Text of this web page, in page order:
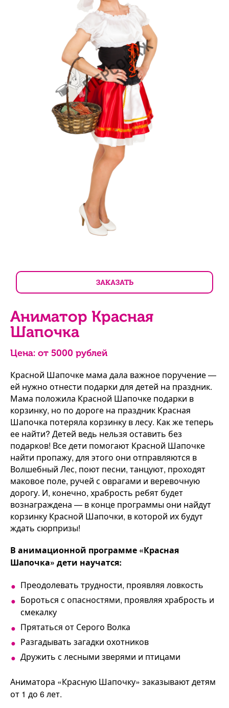
ЗАКАЗАТЬ
Аниматор Красная
Шапочка
Цена: от 5000 рублей
Красной Шапочке мама дала важное поручение —
ей нужно отнести подарки для детей на праздник.
Мама положила Красной Шапочке подарки в
корзинку, но по дороге на праздник Красная
Шапочка потеряла корзинку в лесу. Как же теперь
ее найти? Детей ведь нельзя оставить без
подарков! Все дети помогают Красной Шапочке
найти пропажу, для этого они отправляются в
Волшебный Лес, поют песни, танцуют, проходят
маковое поле, ручей с оврагами и веревочную
дорогу. И, конечно, храбрость ребят будет
вознаграждена — в конце программы они найдут
корзинку Красной Шапочки, в которой их будут
ждать сюрпризы!
В анимационной программе «Красная
Шапочка» дети научатся:
Преодолевать трудности, проявляя ловкость
Бороться с опасностями, проявляя храбрость и
смекалку
Прятаться от Серого Волка
Разгадывать загадки охотников
Дружить с лесными зверями и птицами
Аниматора «Красную Шапочку» заказывают детям
от 1 до 6 лет.